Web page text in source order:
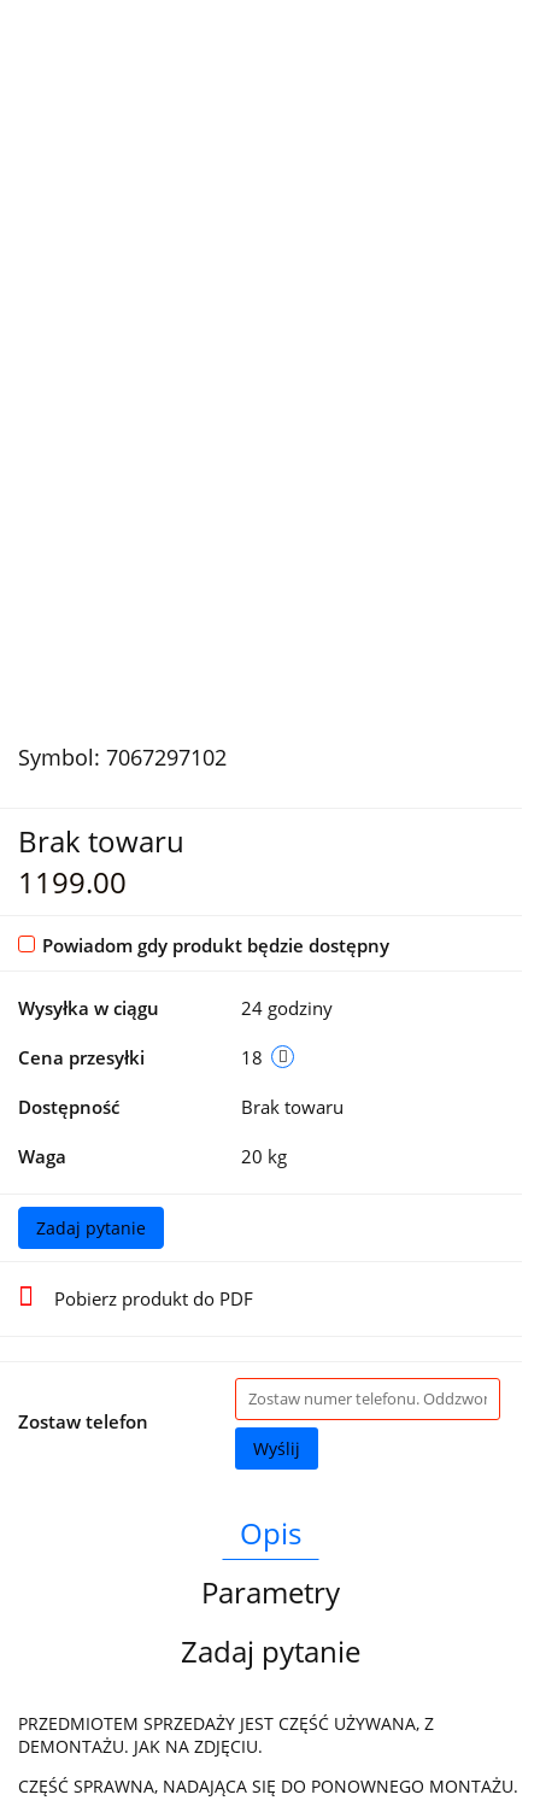
Symbol: 7067297102
Brak towaru
1199.00
Powiadom gdy produkt będzie dostępny
Wysyłka w ciągu 24 godziny
Cena przesyłki 18
Dostępność Brak towaru
Waga 20 kg
Zadaj pytanie
Pobierz produkt do PDF
Zostaw telefon
Wyślij
Opis
Parametry
Zadaj pytanie
PRZEDMIOTEM SPRZEDAŻY JEST CZĘŚĆ UŻYWANA, Z
DEMONTAŻU. JAK NA ZDJĘCIU.
CZĘŚĆ SPRAWNA, NADAJĄCA SIĘ DO PONOWNEGO MONTAŻU.